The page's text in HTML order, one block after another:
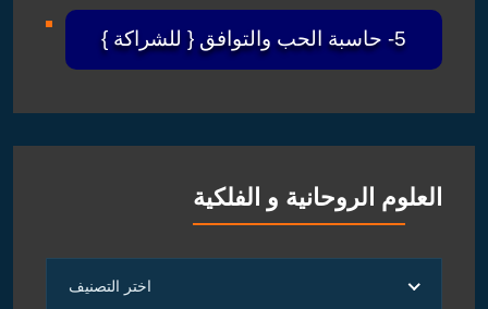
5- حاسبة الحب والتوافق { للشراكة }
العلوم الروحانية و الفلكية
الروحانية
اختر التصنيف